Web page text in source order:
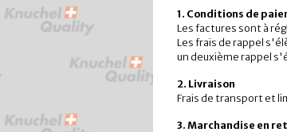
1. Conditions de
Les factures sont à
Les frais de rappel
un deuxième rappel
2. Livraison
Frais de transport et
3. Marchandise en